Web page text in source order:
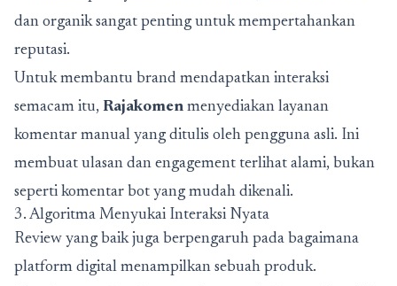
dan organik sangat penting untuk mempertahankan
reputasi.
Untuk membantu brand mendapatkan interaksi
semacam itu, Rajakomen menyediakan layanan
komentar manual yang ditulis oleh pengguna asli. Ini
membuat ulasan dan engagement terlihat alami, bukan
seperti komentar bot yang mudah dikenali.
3. Algoritma Menyukai Interaksi Nyata
Review yang baik juga berpengaruh pada bagaimana
platform digital menampilkan sebuah produk.